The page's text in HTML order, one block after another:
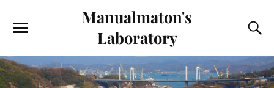
Manualmaton's
Laboratory